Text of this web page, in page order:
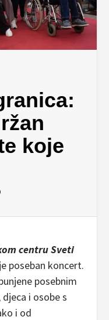
koje
centru Sveti
poseban koncert.
posebnim
i osobe s
i od